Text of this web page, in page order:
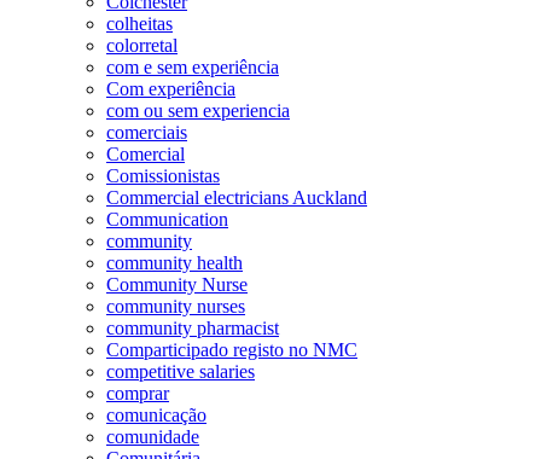
colheitas
colorretal
com e sem experiência
Com experiência
com ou sem experiencia
comerciais
Comercial
Comissionistas
Commercial electricians Auckland
Communication
community
community health
Community Nurse
community nurses
community pharmacist
Comparticipado registo no NMC
competitive salaries
comprar
comunicação
comunidade